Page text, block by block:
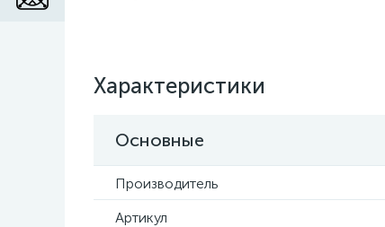
Характеристики
Основные
Производитель
Артикул